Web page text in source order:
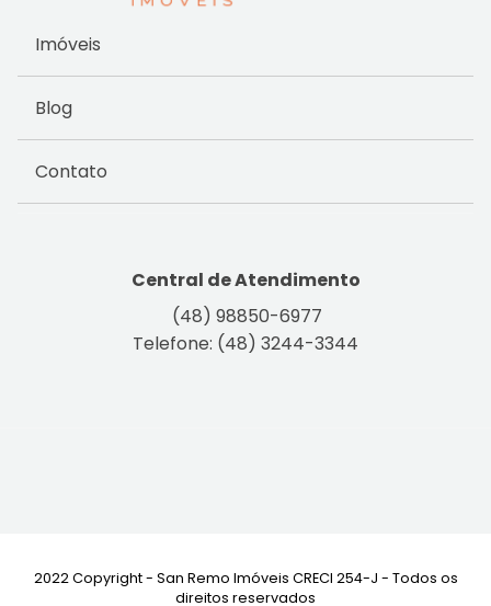
Imóveis
Blog
Contato
Central de Atendimento
(48) 98850-6977
Telefone: (48) 3244-3344
2022 Copyright - San Remo Imóveis CRECI 254-J - Todos os
direitos reservados